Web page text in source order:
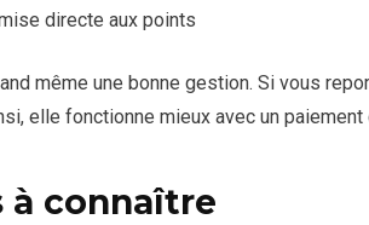
directe aux points
même une bonne gestion. Si vous
elle fonctionne mieux avec un
à connaître